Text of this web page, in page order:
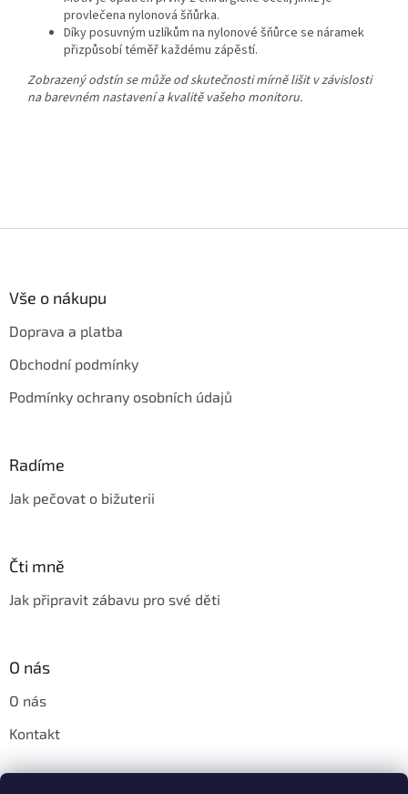
provlečena nylonová šňůrka.
Díky posuvným uzlíkům na nylonové šňůrce se náramek
přizpůsobí téměř každému zápěstí.
Zobrazený odstín se může od skutečnosti mírně lišit v závislosti
na barevném nastavení a kvalitě vašeho monitoru.
Vše o nákupu
Doprava a platba
Obchodní podmínky
Podmínky ochrany osobních údajů
Radíme
Jak pečovat o bižuterii
Čti mně
Jak připravit zábavu pro své děti
O nás
O nás
Kontakt